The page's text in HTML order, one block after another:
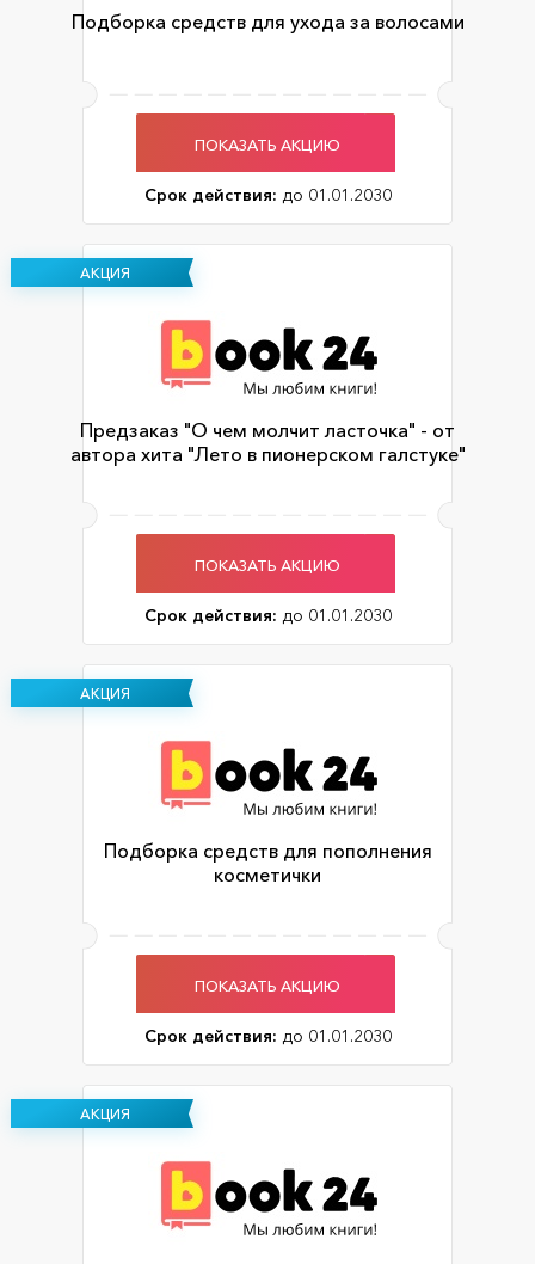
Подборка средств для ухода за волосами
ПОКАЗАТЬ АКЦИЮ
Срок действия: до 01.01.2030
АКЦИЯ
Предзаказ "О чем молчит ласточка" - от
автора хита "Лето в пионерском галстуке"
ПОКАЗАТЬ АКЦИЮ
Срок действия: до 01.01.2030
АКЦИЯ
Подборка средств для пополнения
косметички
ПОКАЗАТЬ АКЦИЮ
Срок действия: до 01.01.2030
АКЦИЯ